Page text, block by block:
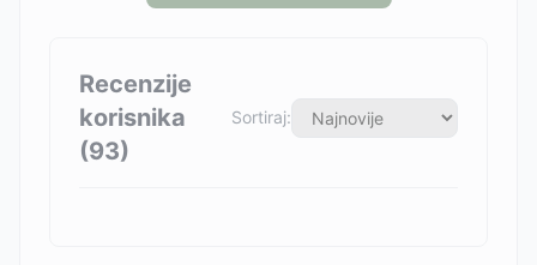
Recenzije
korisnika
(93)
Sortiraj: